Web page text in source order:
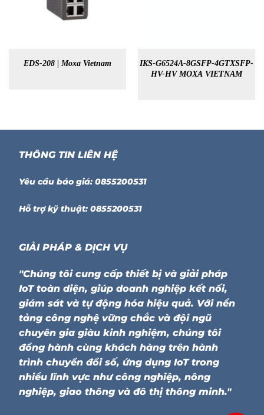
EDS-208 | Moxa Vietnam
IKS-G6524A-8GSFP-4GTXSFP-
HV-HV MOXA VIETNAM
THÔNG TIN LIÊN HỆ
Yêu cầu báo giá: 0855200531
Hỗ trợ kỹ thuật: 0855200531
GIẢI PHÁP & DỊCH VỤ
"Chúng tôi cung cấp thiết bị và giải pháp
IoT toàn diện, giúp doanh nghiệp kết nối,
giám sát và tự động hóa hiệu quả. Với nền
tảng công nghệ vững chắc và đội ngũ
chuyên gia giàu kinh nghiệm, chúng tôi
đồng hành cùng khách hàng trên hành
trình chuyển đổi số, ứng dụng IoT trong
nhiều lĩnh vực như công nghiệp, nông
nghiệp, giao thông và đô thị thông minh."